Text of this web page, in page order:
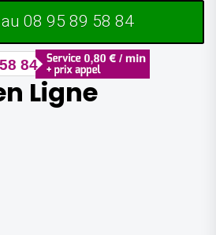
08 95 89 58 84
84
Ligne